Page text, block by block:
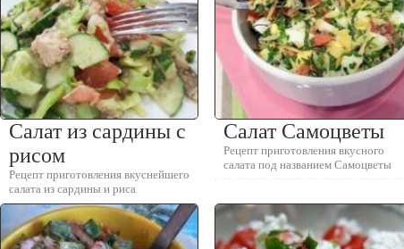
Салат из сардины с
рисом
Рецепт приготовления вкуснейшего
салата из сардины и риса
Салат Самоцветы
Рецепт приготовления вкусного
салата под названием Самоцветы